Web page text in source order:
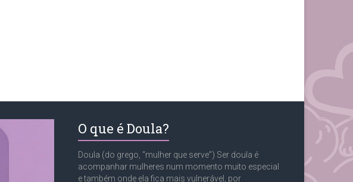
O que é Doula?
Doula (do grego, “mulher que serve”) Ser doula é
acompanhar mulheres num momento muito especial
e também onde ela fica mais vulnerável, por